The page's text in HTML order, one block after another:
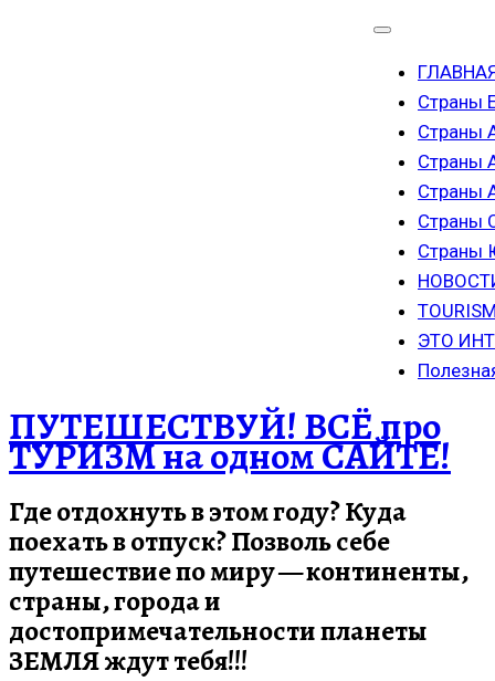
Страны
Страны
Страны
Страны
Страны
Страны
ЭТО
ПУТЕШЕСТВУЙ! ВСЁ про
ТУРИЗМ на одном САЙТЕ!
Где отдохнуть в этом году? Куда
поехать в отпуск? Позволь себе
путешествие по миру — континенты,
страны, города и
достопримечательности планеты
ЗЕМЛЯ ждут тебя!!!